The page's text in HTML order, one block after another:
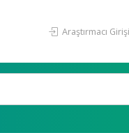
Araştırmacı Girişi